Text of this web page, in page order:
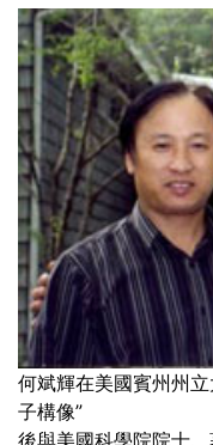
何斌輝在美國賓州州
子構像”
後與美國科學院院士